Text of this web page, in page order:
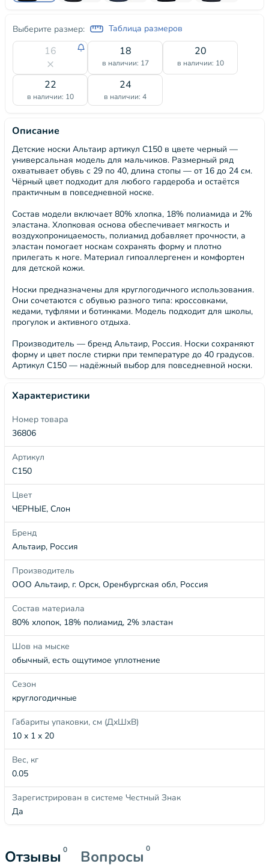
Выберите размер: Таблица размеров
16 18
в наличии: 17
20
в наличии: 10
22
в наличии: 10
24
в наличии: 4
Описание
Детские носки Альтаир артикул С150 в цвете черный —
универсальная модель для мальчиков. Размерный ряд
охватывает обувь с 29 по 40, длина стопы — от 16 до 24 см.
Чёрный цвет подходит для любого гардероба и остаётся
практичным в повседневной носке.
Состав модели включает 80% хлопка, 18% полиамида и 2%
эластана. Хлопковая основа обеспечивает мягкость и
воздухопроницаемость, полиамид добавляет прочности, а
эластан помогает носкам сохранять форму и плотно
прилегать к ноге. Материал гипоаллергенен и комфортен
для детской кожи.
Носки предназначены для круглогодичного использования.
Они сочетаются с обувью разного типа: кроссовками,
кедами, туфлями и ботинками. Модель подходит для школы,
прогулок и активного отдыха.
Производитель — бренд Альтаир, Россия. Носки сохраняют
форму и цвет после стирки при температуре до 40 градусов.
Артикул С150 — надёжный выбор для повседневной носки.
Характеристики
Номер товара
36806
Артикул
С150
Цвет
ЧЕРНЫЕ, Слон
Бренд
Альтаир, Россия
Производитель
ООО Альтаир, г. Орск, Оренбургская обл, Россия
Состав материала
80% хлопок, 18% полиамид, 2% эластан
Шов на мыске
обычный, есть ощутимое уплотнение
Сезон
круглогодичные
Габариты упаковки, см (ДхШхВ)
10 x 1 x 20
Вес, кг
0.05
Зарегистрирован в системе Честный Знак
Да
Отзывы 0 Вопросы 0